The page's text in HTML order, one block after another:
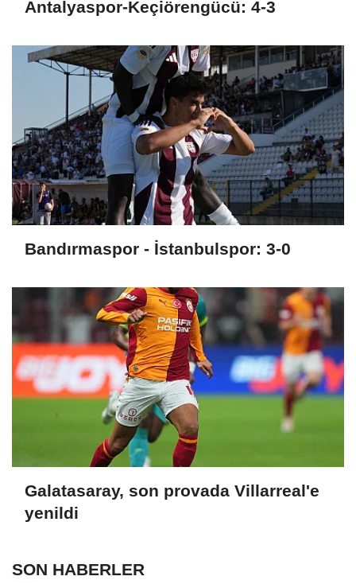
Antalyaspor-Keçiörengücü: 4-3
Bandırmaspor - İstanbulspor: 3-0
Galatasaray, son provada Villarreal'e
yenildi
SON HABERLER